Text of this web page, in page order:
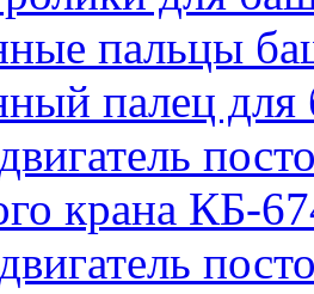
пальцы
палец
крана КБ-